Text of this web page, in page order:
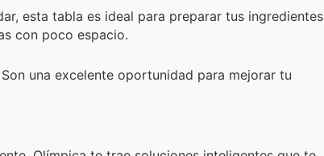
esta tabla es ideal para preparar tus ingredientes
con poco espacio.
una excelente oportunidad para mejorar tu